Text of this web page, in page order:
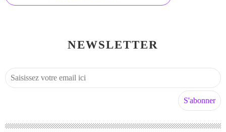
NEWSLETTER